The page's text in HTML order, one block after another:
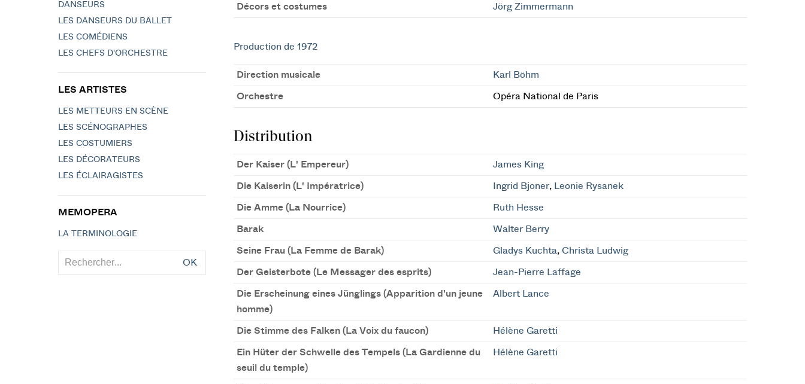
Décors et costumes Jörg Zimmermann
Production de 1972
Direction musicale Karl Böhm
Orchestre Opéra National de Paris
Distribution
Der Kaiser (L' Empereur) James King
Die Kaiserin (L' Impératrice) Ingrid Bjoner, Leonie Rysanek
Die Amme (La Nourrice) Ruth Hesse
Barak Walter Berry
Seine Frau (La Femme de Barak) Gladys Kuchta,Christa Ludwig
Der Geisterbote (Le Messager des esprits) Jean-Pierre Laffage
Die Erscheinung eines Jünglings (Apparition d'un jeune
homme)
Albert Lance
Die Stimme des Falken (La Voix du faucon) Hélène Garetti
Ein Hüter der Schwelle des Tempels (La Gardienne du
seuil du temple)
Hélène Garetti
DANSEURS
LES DANSEURS DU BALLET
LES COMÉDIENS
LES CHEFS D'ORCHESTRE
LES ARTISTES
LES METTEURS EN SCÈNE
LES SCÉNOGRAPHES
LES COSTUMIERS
LES DÉCORATEURS
LES ÉCLAIRAGISTES
MEMOPERA
LA TERMINOLOGIE
OK